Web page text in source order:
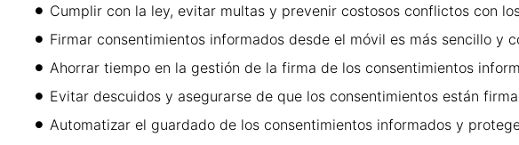
Cumplir con la ley, evitar multas y prevenir costosos conflictos con
Firmar consentimientos informados desde el móvil es más sencillo y
Ahorrar tiempo en la gestión de la firma de los consentimientos
Evitar descuidos y asegurarse de que los consentimientos están
Automatizar el guardado de los consentimientos informados y